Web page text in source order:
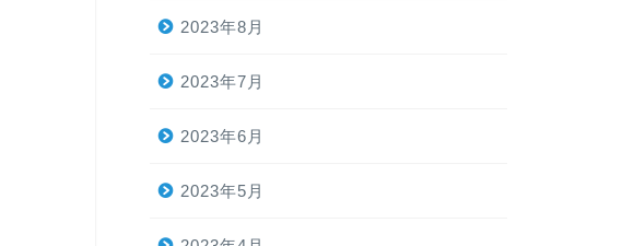
2023年8月
2023年7月
2023年6月
2023年5月